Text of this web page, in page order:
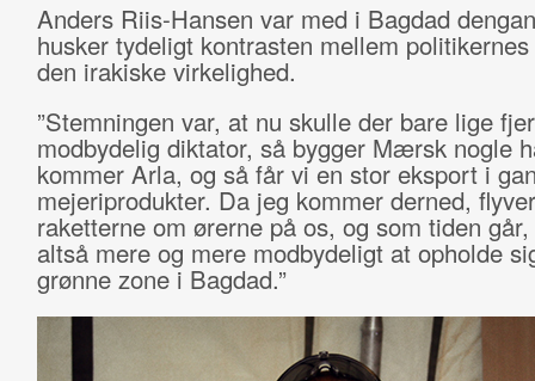
Anders Riis-Hansen var med i Bagdad
husker tydeligt kontrasten mellem
den irakiske virkelighed.
”Stemningen var, at nu skulle der bare lige
modbydelig diktator, så bygger Mærsk nogle
kommer Arla, og så får vi en stor eksport i
mejeriprodukter. Da jeg kommer derned, flyver
raketterne om ørerne på os, og som tiden
altså mere og mere modbydeligt at opholde
grønne zone i Bagdad.”